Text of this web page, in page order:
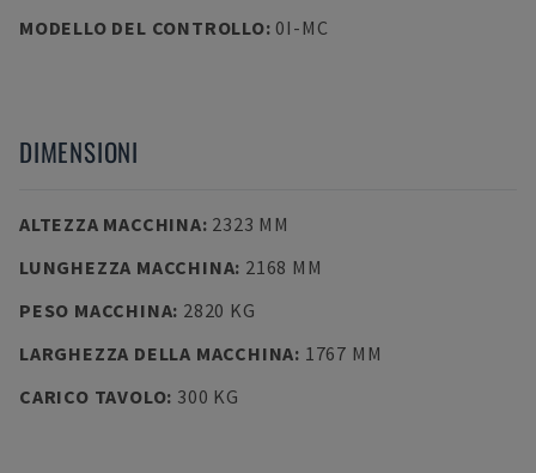
MODELLO DEL CONTROLLO: 0I-MC
DIMENSIONI
ALTEZZA MACCHINA: 2323 MM
LUNGHEZZA MACCHINA: 2168 MM
PESO MACCHINA: 2820 KG
LARGHEZZA DELLA MACCHINA: 1767 MM
CARICO TAVOLO: 300 KG